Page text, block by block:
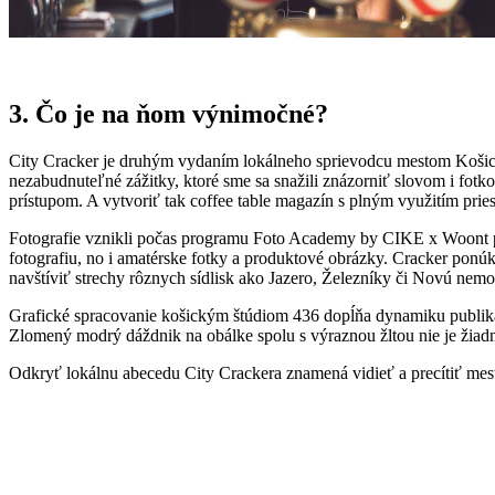
3. Čo je na ňom výnimočné?
City Cracker je druhým vydaním lokálneho sprievodcu mestom
nezabudnuteľné zážitky, ktoré sme sa snažili znázorniť slovom i
prístupom. A vytvoriť tak coffee table magazín s plným využitím
Fotografie vznikli počas programu Foto Academy by CIKE x
fotografiu, no i amatérske fotky a produktové obrázky. Cracker
navštíviť strechy rôznych sídlisk ako Jazero, Železníky či Novú
Grafické spracovanie košickým štúdiom 436 dopĺňa dynamiku
Zlomený modrý dáždnik na obálke spolu s výraznou žltou nie je
Odkryť lokálnu abecedu City Crackera znamená vidieť a precítiť